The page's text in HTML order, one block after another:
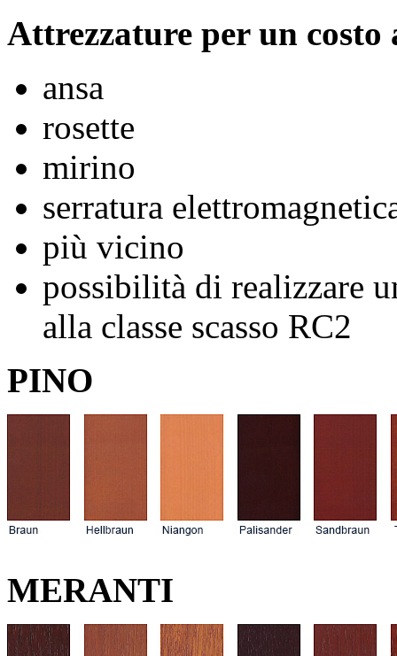
Attrezzature per un
ansa
rosette
mirino
serratura
più vicino
possibilità di realizzare
alla classe scasso RC2
PINO
MERANTI